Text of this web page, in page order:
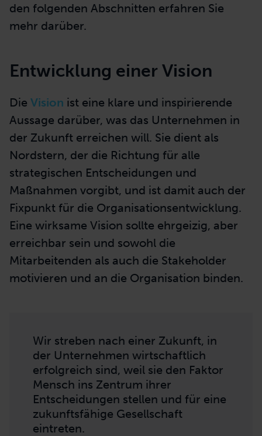
den folgenden Abschnitten erfahren Sie
mehr darüber.
Entwicklung einer Vision
Die Vision ist eine klare und inspirierende
Aussage darüber, was das Unternehmen in
der Zukunft erreichen will. Sie dient als
Nordstern, der die Richtung für alle
strategischen Entscheidungen und
Maßnahmen vorgibt, und ist damit auch der
Fixpunkt für die Organisationsentwicklung.
Eine wirksame Vision sollte ehrgeizig, aber
erreichbar sein und sowohl die
Mitarbeitenden als auch die Stakeholder
motivieren und an die Organisation binden.
Wir streben nach einer Zukunft, in
der Unternehmen wirtschaftlich
erfolgreich sind, weil sie den Faktor
Mensch ins Zentrum ihrer
Entscheidungen stellen und für eine
zukunftsfähige Gesellschaft
eintreten.